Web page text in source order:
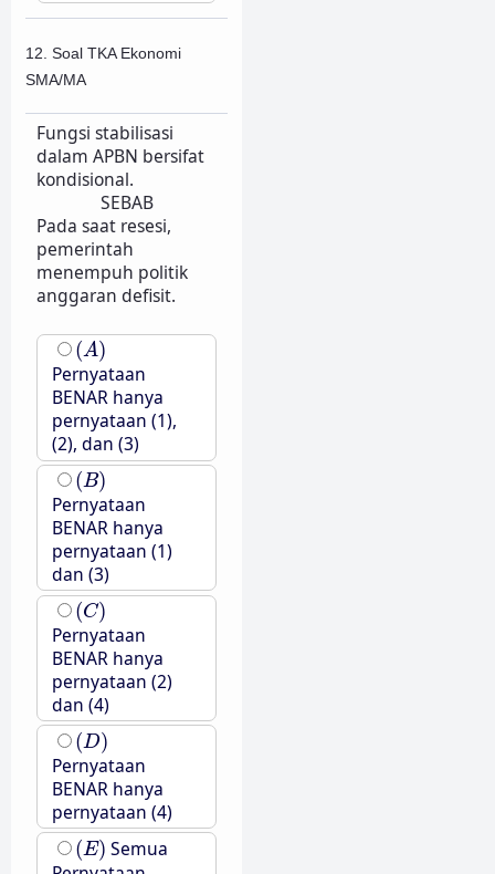
12. Soal TKA Ekonomi
SMA/MA
Fungsi stabilisasi
dalam APBN bersifat
kondisional.
SEBAB
Pada saat resesi,
pemerintah
menempuh politik
anggaran defisit.
(A)
(A)
Pernyataan
BENAR hanya
pernyataan (1),
(2), dan (3)
(B)
(B)
Pernyataan
BENAR hanya
pernyataan (1)
dan (3)
(C)
(C)
Pernyataan
BENAR hanya
pernyataan (2)
dan (4)
(D)
(D)
Pernyataan
BENAR hanya
pernyataan (4)
(E)
(E) Semua